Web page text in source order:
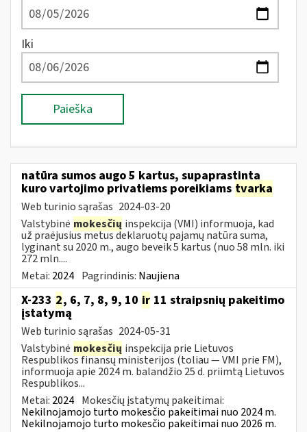
Iki
Paieška
natūra sumos augo 5 kartus, supaprastinta
kuro vartojimo privatiems poreikiams tvarka
Web turinio sąrašas 2024-03-20
Valstybinė mokesčių inspekcija (VMI) informuoja, kad
už praėjusius metus deklaruotų pajamų natūra suma,
lyginant su 2020 m., augo beveik 5 kartus (nuo 58 mln. iki
272 mln....
Metai: 2024 Pagrindinis: Naujiena
X-233 2, 6, 7, 8, 9, 10 ir 11 straipsnių pakeitimo
įstatymą
Web turinio sąrašas 2024-05-31
Valstybinė mokesčių inspekcija prie Lietuvos
Respublikos finansų ministerijos (toliau — VMI prie FM),
informuoja apie 2024 m. balandžio 25 d. priimtą Lietuvos
Respublikos...
Metai: 2024 Mokesčių įstatymų pakeitimai:
Nekilnojamojo turto mokesčio pakeitimai nuo 2024 m.
Nekilnojamojo turto mokesčio pakeitimai nuo 2026 m.